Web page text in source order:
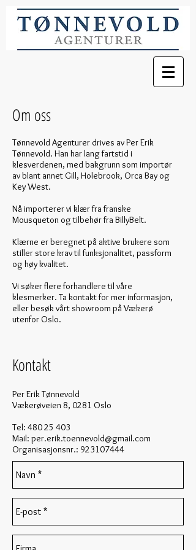
Om oss
Tønnevold Agenturer drives av Per Erik
Tønnevold. Han har lang fartstid i
klesverdenen, med bakgrunn som importør
av blant annet Gill, Holebrook, Orca Bay og
Key West.
Nå importerer vi klær fra franske
Mousqueton og tilbehør fra BillyBelt.
Klærne er beregnet på aktive brukere som
stiller store krav til funksjonalitet, passform
og høy kvalitet.
Vi søker flere forhandlere til våre
klesmerker. Ta kontakt for mer informasjon,
eller besøk vårt showroom på Vækerø
utenfor Oslo.
Kontakt
Per Erik Tønnevold
Vækerøveien 8, 0281 Oslo
Tel: 480 25 403
Mail: per.erik.toennevold@gmail.com
Organisasjonsnr.: 923107444